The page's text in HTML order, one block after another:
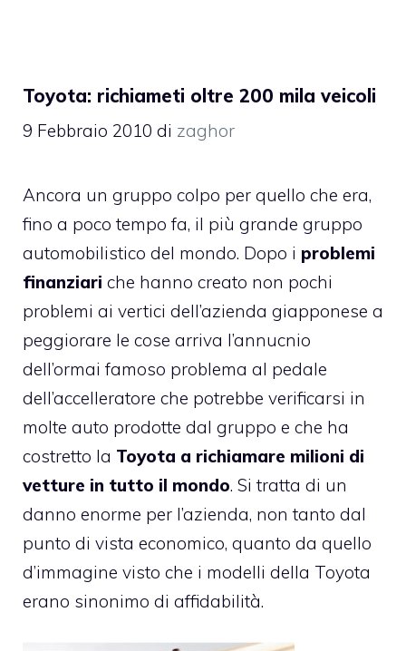
Toyota: richiameti oltre 200 mila veicoli
9 Febbraio 2010 di zaghor
Ancora un gruppo colpo per quello che era,
fino a poco tempo fa, il più grande gruppo
automobilistico del mondo. Dopo i problemi
finanziari che hanno creato non pochi
problemi ai vertici dell’azienda giapponese a
peggiorare le cose arriva l’annucnio
dell’ormai famoso problema al pedale
dell’accelleratore che potrebbe verificarsi in
molte auto prodotte dal gruppo e che ha
costretto la Toyota a richiamare milioni di
vetture in tutto il mondo. Si tratta di un
danno enorme per l’azienda, non tanto dal
punto di vista economico, quanto da quello
d’immagine visto che i modelli della Toyota
erano sinonimo di affidabilità.